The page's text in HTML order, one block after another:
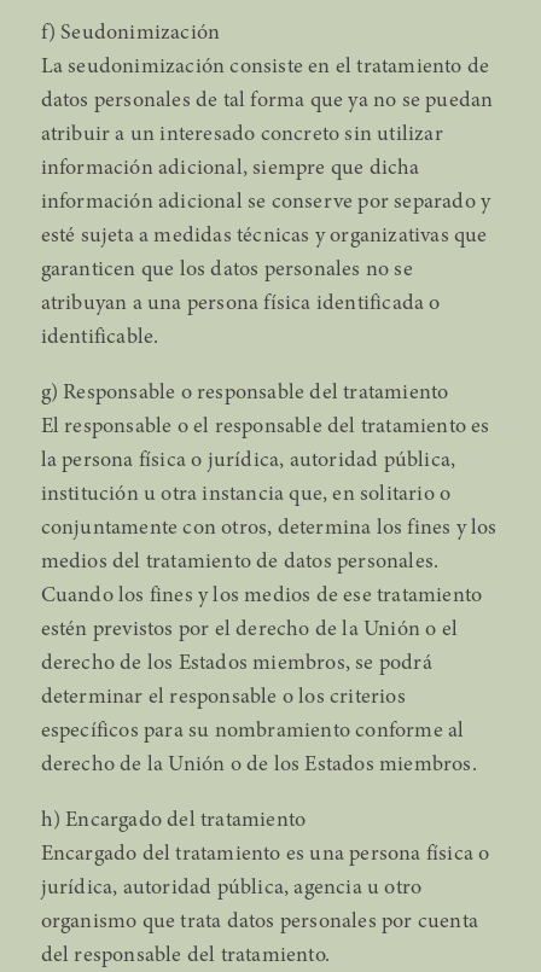
f) Seudonimización
La seudonimización consiste en el tratamiento de
datos personales de tal forma que ya no se puedan
atribuir a un interesado concreto sin utilizar
información adicional, siempre que dicha
información adicional se conserve por separado y
esté sujeta a medidas técnicas y organizativas que
garanticen que los datos personales no se
atribuyan a una persona física identificada o
identificable.
g) Responsable o responsable del tratamiento
El responsable o el responsable del tratamiento es
la persona física o jurídica, autoridad pública,
institución u otra instancia que, en solitario o
conjuntamente con otros, determina los fines y los
medios del tratamiento de datos personales.
Cuando los fines y los medios de ese tratamiento
estén previstos por el derecho de la Unión o el
derecho de los Estados miembros, se podrá
determinar el responsable o los criterios
específicos para su nombramiento conforme al
derecho de la Unión o de los Estados miembros.
h) Encargado del tratamiento
Encargado del tratamiento es una persona física o
jurídica, autoridad pública, agencia u otro
organismo que trata datos personales por cuenta
del responsable del tratamiento.